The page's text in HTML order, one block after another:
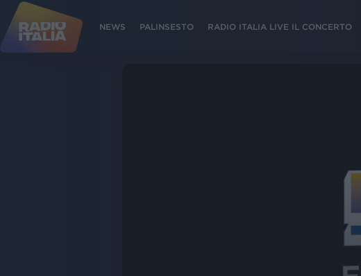
NEWS PALINSESTO RADIO ITALIA LIVE IL CONCERTO